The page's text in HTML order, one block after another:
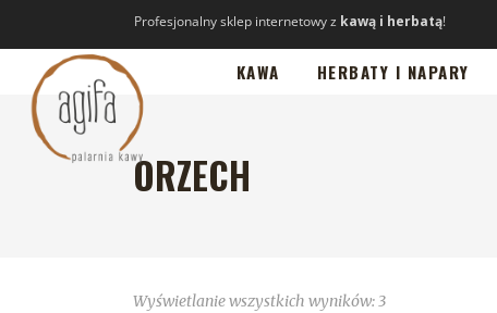
Profesjonalny sklep internetowy z kawą i herbatą!
KAWA HERBATY I NAPARY
ORZECH
Wyświetlanie wszystkich wyników: 3